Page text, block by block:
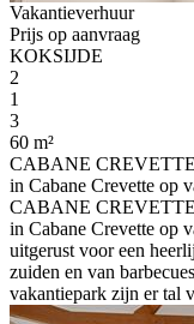
Vakantieverhuur
Prijs op aanvraag
KOKSIJDE
2
1
3
60 m²
CABANE CREVETTE
in Cabane Crevette op
CABANE CREVETTE
in Cabane Crevette op
uitgerust voor een
zuiden en van
vakantiepark zijn er tal